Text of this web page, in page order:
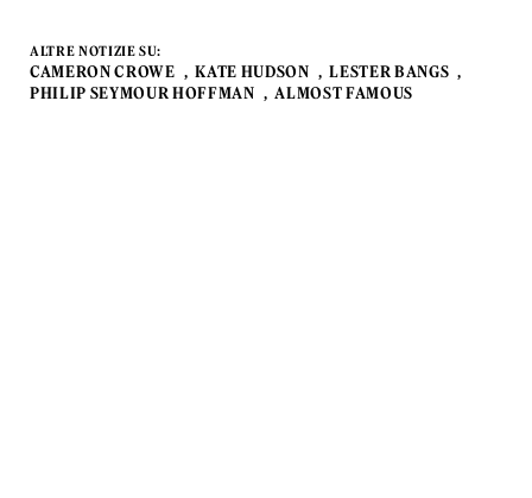
ALTRE NOTIZIE SU:
CAMERON CROWE KATE HUDSON
LESTER BANGS
PHILIP SEYMOUR HOFFMAN
ALMOST FAMOUS